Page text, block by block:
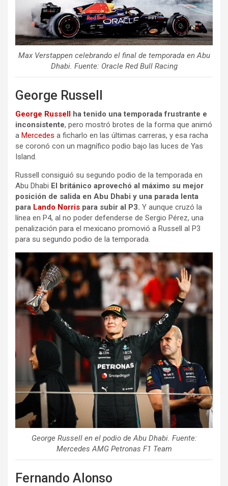
Max Verstappen celebrando el final de temporada en Abu
Dhabi. Fuente: Oracle Red Bull Racing
George Russell
George Russell
ha tenido una temporada frustrante e
inconsistente, pero mostró brotes de la forma que animó
a Mercedes a ficharlo en las últimas carreras, y esa racha
se coronó con un magnífico podio bajo las luces de Yas
Island.
Russell consiguió su segundo podio de la temporada en
Abu Dhabi El británico aprovechó al máximo su mejor
posición de salida en Abu Dhabi y una parada lenta
para Lando Norris para subir al P3. Y aunque cruzó la
línea en P4, al no poder defenderse de Sergio Pérez, una
penalización para el mexicano promovió a Russell al P3
para su segundo podio de la temporada.
George Russell en el podio de Abu Dhabi. Fuente:
Mercedes AMG Petronas F1 Team
Fernando Alonso